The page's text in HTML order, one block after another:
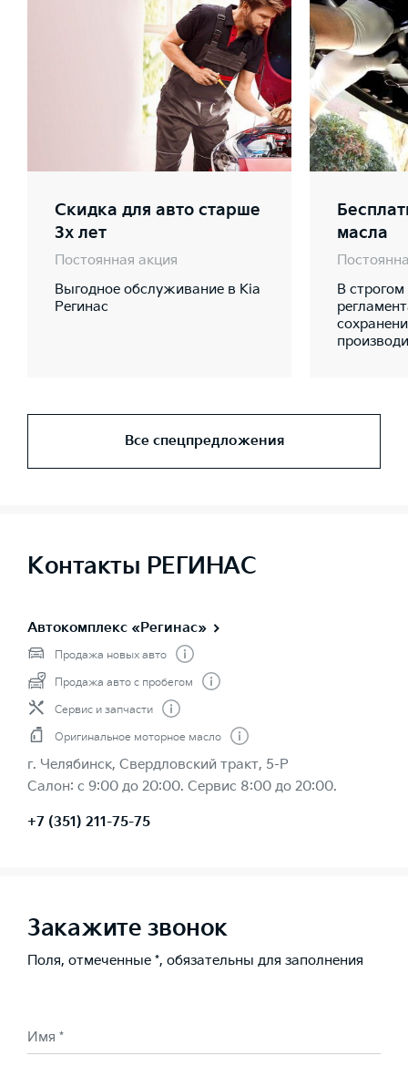
Скидка для авто старше
3х лет
Постоянная акция
Выгодное обслуживание в Kia
Регинас
масла
В строгом
Все спецпредложения
Контакты РЕГИНАС
Автокомплекс «Регинас»
Продажа новых авто
Продажа авто с пробегом
Сервис и запчасти
Оригинальное моторное масло
г. Челябинск, Свердловский тракт, 5-Р
Салон: с 9:00 до 20:00. Сервис 8:00 до 20:00.
+7 (351) 211-75-75
Закажите звонок
Поля, отмеченные *, обязательны для заполнения
Имя *